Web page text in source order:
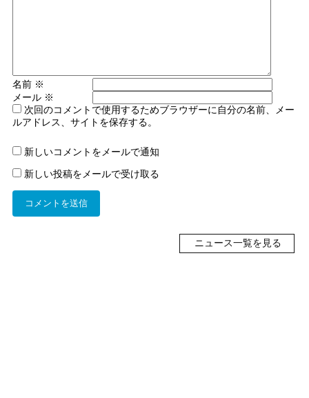
名前 ※
メール ※
次回のコメントで使用するためブラウザーに自分の名前、メー
ルアドレス、サイトを保存する。
新しいコメントをメールで通知
新しい投稿をメールで受け取る
ニュース一覧を見る